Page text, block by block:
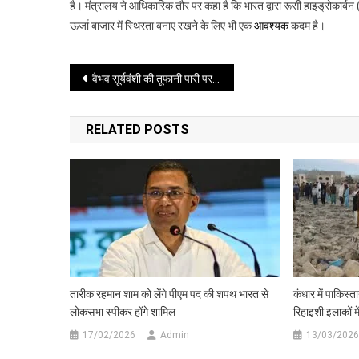
दावे
पर
करेगा
खरीदना
है। मंत्रालय ने आधिकारिक तौर पर कहा है कि भारत द्वारा रूसी
ऊर्जा बाजार में स्थिरता बनाए रखने के लिए भी एकआवश्यककदम है।
Post
navigation
वैभव सूर्यवंशी की तूफानी पारी पर पिता बोले आज पूरा हुआ सपना
RELATED POSTS
तारीक रहमान शाम को लेंगे पीएम पद की शपथ भारत से
लोकसभा स्पीकर होंगे शामिल
17/02/2026 Admin
कंधार में
रिहाइशी इलाकों
13/03/2026